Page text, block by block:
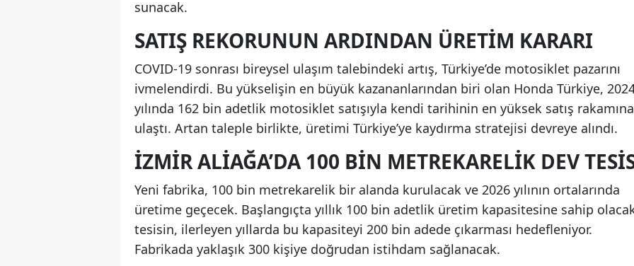
sunacak.
SATIŞ REKORUNUN ARDINDAN ÜRETIM KARARI
COVID-19 sonrası bireysel ulaşım talebindeki artış, Türkiye’de motosiklet pazarını
ivmelendirdi. Bu yükselişin en büyük kazananlarından biri olan Honda Türkiye,
yılında 162 bin adetlik motosiklet satışıyla kendi tarihinin en yüksek satış rakamına
ulaştı. Artan taleple birlikte, üretimi Türkiye’ye kaydırma stratejisi devreye alındı.
İZMIR ALIAĞA’DA 100 BIN METREKARELIK DEV
Yeni fabrika, 100 bin metrekarelik bir alanda kurulacak ve 2026 yılının ortalarında
üretime geçecek. Başlangıçta yıllık 100 bin adetlik üretim kapasitesine sahip
tesisin, ilerleyen yıllarda bu kapasiteyi 200 bin adede çıkarması hedefleniyor.
Fabrikada yaklaşık 300 kişiye doğrudan istihdam sağlanacak.